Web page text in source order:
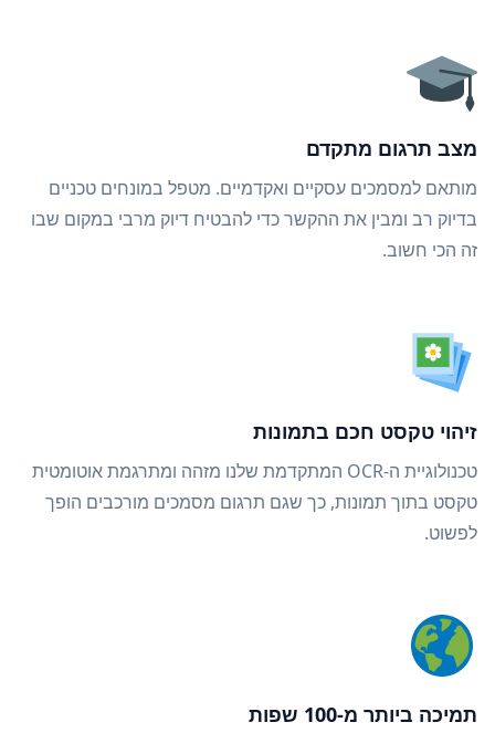
מצב תרגום מתקדם
מותאם למסמכים עסקיים ואקדמיים. מטפל במונחים טכניים
בדיוק רב ומבין את ההקשר כדי להבטיח דיוק מרבי במקום שבו
זה הכי חשוב.
זיהוי טקסט חכם בתמונות
טכנולוגיית ה-OCR המתקדמת שלנו מזהה ומתרגמת אוטומטית
טקסט בתוך תמונות, כך שגם תרגום מסמכים מורכבים הופך
לפשוט.
תמיכה ביותר מ-100 שפות